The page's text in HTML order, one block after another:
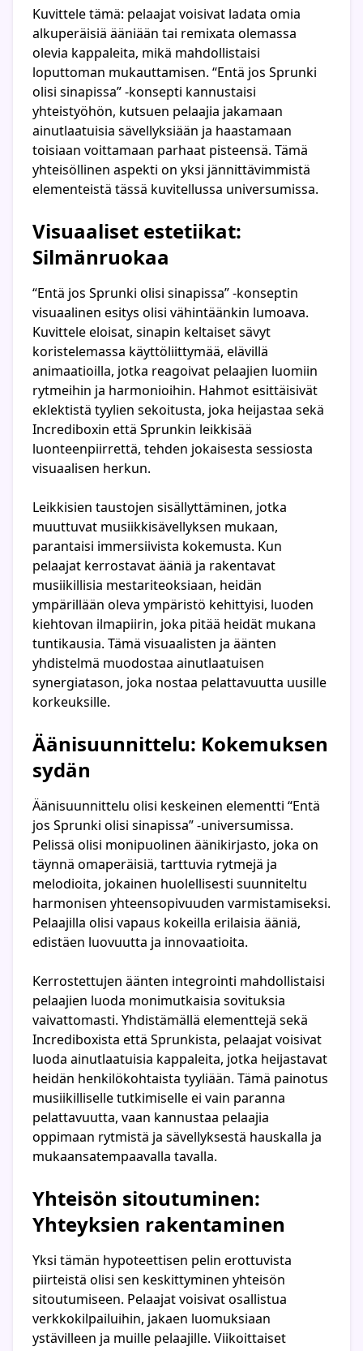
Kuvittele tämä: pelaajat voisivat ladata omia
alkuperäisiä ääniään tai remixata olemassa
olevia kappaleita, mikä mahdollistaisi
loputtoman mukauttamisen. “Entä jos Sprunki
olisi sinapissa” -konsepti kannustaisi
yhteistyöhön, kutsuen pelaajia jakamaan
ainutlaatuisia sävellyksiään ja haastamaan
toisiaan voittamaan parhaat pisteensä. Tämä
yhteisöllinen aspekti on yksi jännittävimmistä
elementeistä tässä kuvitellussa universumissa.
Visuaaliset estetiikat:
Silmänruokaa
“Entä jos Sprunki olisi sinapissa” -konseptin
visuaalinen esitys olisi vähintäänkin lumoava.
Kuvittele eloisat, sinapin keltaiset sävyt
koristelemassa käyttöliittymää, elävillä
animaatioilla, jotka reagoivat pelaajien luomiin
rytmeihin ja harmonioihin. Hahmot esittäisivät
eklektistä tyylien sekoitusta, joka heijastaa sekä
Incrediboxin että Sprunkin leikkisää
luonteenpiirrettä, tehden jokaisesta sessiosta
visuaalisen herkun.
Leikkisien taustojen sisällyttäminen, jotka
muuttuvat musiikkisävellyksen mukaan,
parantaisi immersiivista kokemusta. Kun
pelaajat kerrostavat ääniä ja rakentavat
musiikillisia mestariteoksiaan, heidän
ympärillään oleva ympäristö kehittyisi, luoden
kiehtovan ilmapiirin, joka pitää heidät mukana
tuntikausia. Tämä visuaalisten ja äänten
yhdistelmä muodostaa ainutlaatuisen
synergiatason, joka nostaa pelattavuutta uusille
korkeuksille.
Äänisuunnittelu: Kokemuksen
sydän
Äänisuunnittelu olisi keskeinen elementti “Entä
jos Sprunki olisi sinapissa” -universumissa.
Pelissä olisi monipuolinen äänikirjasto, joka on
täynnä omaperäisiä, tarttuvia rytmejä ja
melodioita, jokainen huolellisesti suunniteltu
harmonisen yhteensopivuuden varmistamiseksi.
Pelaajilla olisi vapaus kokeilla erilaisia ääniä,
edistäen luovuutta ja innovaatioita.
Kerrostettujen äänten integrointi mahdollistaisi
pelaajien luoda monimutkaisia sovituksia
vaivattomasti. Yhdistämällä elementtejä sekä
Incrediboxista että Sprunkista, pelaajat voisivat
luoda ainutlaatuisia kappaleita, jotka heijastavat
heidän henkilökohtaista tyyliään. Tämä painotus
musiikilliselle tutkimiselle ei vain paranna
pelattavuutta, vaan kannustaa pelaajia
oppimaan rytmistä ja sävellyksestä hauskalla ja
mukaansatempaavalla tavalla.
Yhteisön sitoutuminen:
Yhteyksien rakentaminen
Yksi tämän hypoteettisen pelin erottuvista
piirteistä olisi sen keskittyminen yhteisön
sitoutumiseen. Pelaajat voisivat osallistua
verkkokilpailuihin, jakaen luomuksiaan
ystävilleen ja muille pelaajille. Viikoittaiset